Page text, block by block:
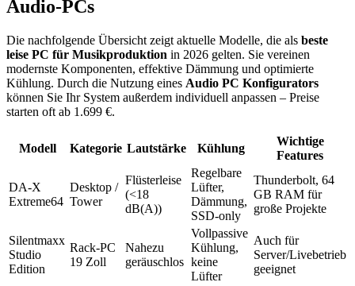
Audio-PCs
Die nachfolgende Übersicht zeigt aktuelle Modelle, die als beste
leise PC für Musikproduktion in 2026 gelten. Sie vereinen
modernste Komponenten, effektive Dämmung und optimierte
Kühlung. Durch die Nutzung eines Audio PC Konfigurators
können Sie Ihr System außerdem individuell anpassen – Preise
starten oft ab 1.699 €.
Modell Kategorie Lautstärke Kühlung
Wichtige
Features
DA-X
Extreme64
Desktop /
Tower
Flüsterleise
(<18
dB(A))
Regelbare
Lüfter,
Dämmung,
SSD-only
Thunderbolt, 64
GB RAM für
große Projekte
Silentmaxx
Studio
Edition
Rack-PC
19 Zoll
Nahezu
geräuschlos
Vollpassive
Kühlung,
keine
Lüfter
Auch für
Server/Livebetrieb
geeignet